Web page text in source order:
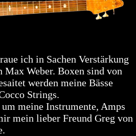
ich in Sachen Verstärkung
Weber. Boxen sind von
werden meine Bässe
Strings.
meine Instrumente, Amps
mein lieber Freund Greg von